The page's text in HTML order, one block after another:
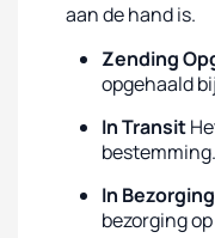
aan de hand is.
Zending
opgehaald
In Transit
bestemming.
In Bezorging
bezorging